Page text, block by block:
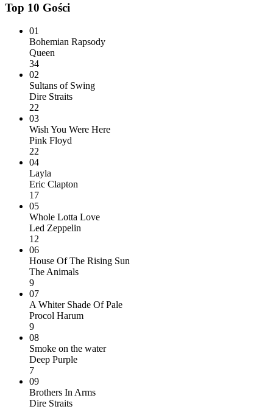
Top 10 Gości
01
Bohemian Rapsody
Queen
34
02
Sultans of Swing
Dire Straits
22
03
Wish You Were Here
Pink Floyd
22
04
Layla
Eric Clapton
17
05
Whole Lotta Love
Led Zeppelin
12
06
House Of The Rising Sun
The Animals
9
07
A Whiter Shade Of Pale
Procol Harum
9
08
Smoke on the water
Deep Purple
7
09
Brothers In Arms
Dire Straits